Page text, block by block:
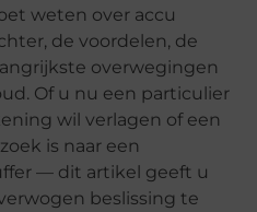
weten over accu
de voordelen, de
overwegingen
Of u nu een particulier
wil verlagen of een
is naar een
— dit artikel geeft u
beslissing te